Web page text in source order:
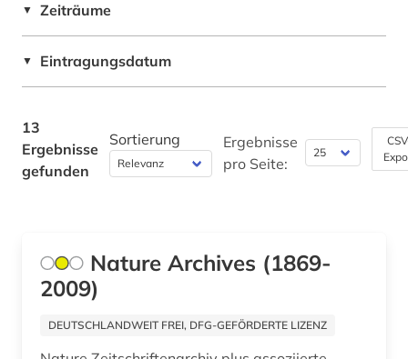
▼ Zeiträume
▼ Eintragungsdatum
13
Ergebnisse
gefunden
Sortierung
Ergebnisse
pro Seite:
Nature Archives (1869-
2009)
DEUTSCHLANDWEIT FREI, DFG-GEFÖRDERTE LIZENZ